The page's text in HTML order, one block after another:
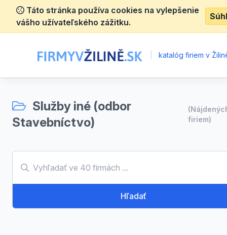
Táto stránka používa cookies na vylepšenie
vášho užívateľského zážitku.
katalóg firiem v
Služby iné (odbor
Stavebníctvo)
firiem)
Hľadať